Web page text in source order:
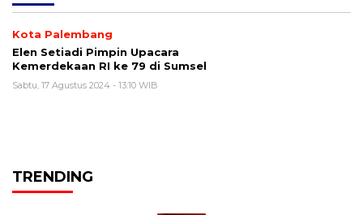
Kota Palembang
Elen Setiadi Pimpin Upacara
Kemerdekaan RI ke 79 di Sumsel
Sabtu, 17 Agustus 2024 - 13:10 WIB
TRENDING